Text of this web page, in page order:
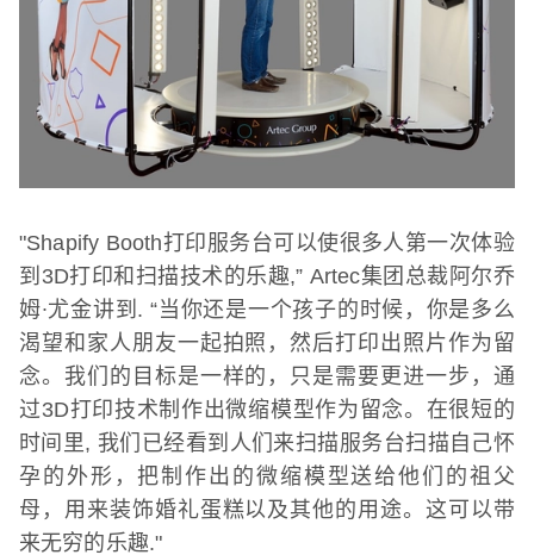
"Shapify Booth打印服务台可以使很多人第一次体验
到 3D打印和扫描技术的乐趣,” Artec集团总裁阿尔乔
姆∙尤金讲到 . “当你还是一个孩子的时候，你是多么
渴望和家人朋友一起拍照，然后打印出照片作为留
念。我们的目标是一样的，只是需要更进一步，通
过3D打印技术制作出微缩模型作为留念。在很短的
时间里, 我们已经看到人们来扫描服务台扫描自己怀
孕的外形，把制作出的微缩模型送给他们的祖父
母，用来装饰婚礼蛋糕以及其他的用途。这可以带
来无穷的乐趣."